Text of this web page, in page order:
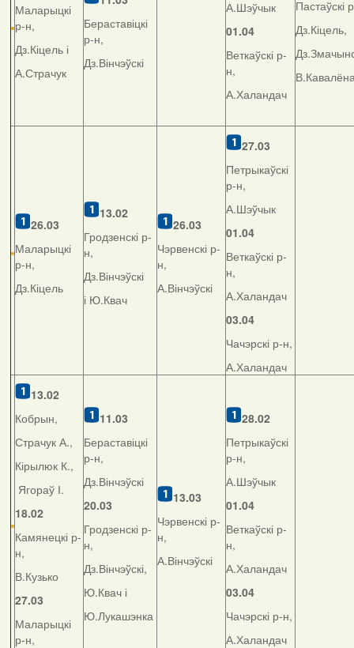
Маларыцкі
р-н,
Дз.Кіцель і
А.Страчук
Бераставіцкі
р-н,
Дз.Вінчэўскі
А.Шэўчык
01.04
Веткаўскі р-
н,
А.Халандач
Пастаўскі
Дз.Кіцель,
26.03
Маларыцкі
р-н,
Дз.Кіцель
13.02
Гродзенскі р-
н,
Дз.Вінчэўскі
і Ю.Квач
26.03
Чэрвенскі р-
н,
А.Вінчэўскі
27.03
Петрыкаўскі
р-н,
А.Шэўчык
01.04
Веткаўскі р-
н,
А.Халандач
03.04
Чачэрскі р-н,
А.Халандач
13.02
Кобрын,
Страчук А.,
Кірылюк К.,
Ягораў І.
18.02
Камянецкі р-
н,
В.Кузько
27.03
Маларыцкі
р-н,
11.03
Бераставіцкі
р-н,
Дз.Вінчэўскі
20.03
Гродзенскі р-
н,
Дз.Вінчэўскі,
Ю.Квач і
Ю.Лукашэнка
13.03
Чэрвенскі р-
н,
А.Вінчэўскі
28.02
Петрыкаўскі
р-н,
А.Шэўчык
01.04
Веткаўскі р-
н,
А.Халандач
03.04
Чачэрскі р-н,
А.Халандач